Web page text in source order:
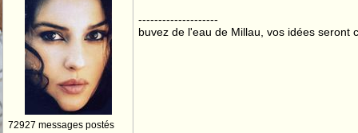
72927 messages postés
--------------------
buvez de l'eau de Millau, vos idées seront